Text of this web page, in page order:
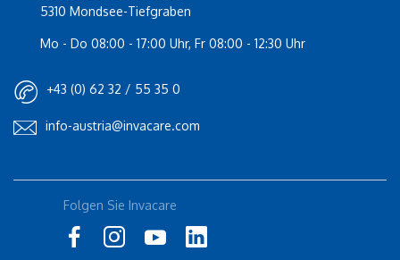
5310 Mondsee-Tiefgraben
Mo - Do 08:00 - 17:00 Uhr, Fr 08:00 - 12:30 Uhr
+43 (0) 62 32 / 55 35 0
info-austria@invacare.com
Folgen Sie Invacare
Rolli-Community
Instagram
Küschall